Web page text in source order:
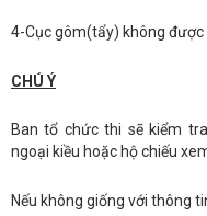
4-Cục gôm(tẩy) không được
CHÚ Ý
Ban tổ chức thi sẽ kiểm
ngoại kiều hoặc hộ chiếu
Nếu không giống với thông